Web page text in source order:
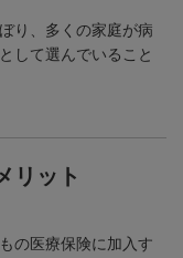
り、多くの家庭が病
して選んでいること
リット
の医療保険に加入す